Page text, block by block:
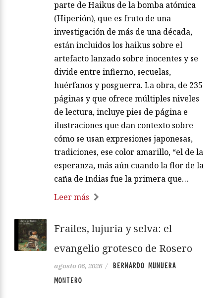
parte de Haikus de la bomba atómica
(Hiperión), que es fruto de una
investigación de más de una década,
están incluidos los haikus sobre el
artefacto lanzado sobre inocentes y se
divide entre infierno, secuelas,
huérfanos y posguerra. La obra, de 235
páginas y que ofrece múltiples niveles
de lectura, incluye pies de página e
ilustraciones que dan contexto sobre
cómo se usan expresiones japonesas,
tradiciones, ese color amarillo, “el de la
esperanza, más aún cuando la flor de la
caña de Indias fue la primera que…
Leer más
Frailes, lujuria y selva: el
evangelio grotesco de Rosero
agosto 06, 2026 /
BERNARDO MUNUERA
MONTERO